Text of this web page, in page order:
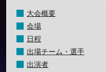
大会概要
会場
日程
出場チーム・選手
出演者